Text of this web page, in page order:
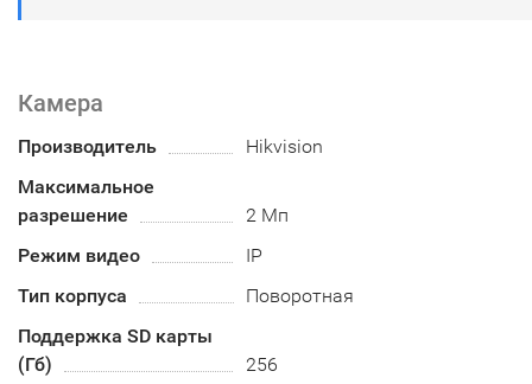
Камера
Производитель
Hikvision
Максимальное
разрешение
2 Мп
Режим видео
IP
Тип корпуса
Поворотная
Поддержка SD карты
(Гб)
256